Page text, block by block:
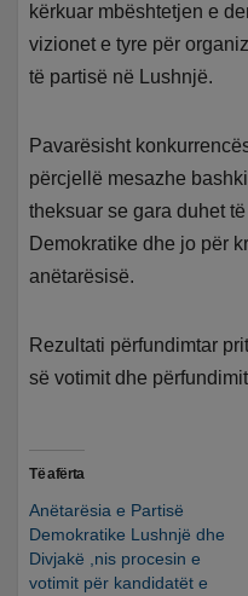
kërkuar mbështetjen e
vizionet e tyre për
të partisë në Lushnjë.
Pavarësisht
përcjellë mesazhe
theksuar se gara duhet
Demokratike dhe jo për
anëtarësisë.
Rezultati përfundimtar
së votimit dhe
Të afërta
Anëtarësia e Partisë
Demokratike Lushnjë dhe
Divjakë ,nis procesin e
votimit për kandidatët e